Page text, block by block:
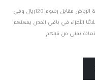
ضع علامة لطلب تركيب هذا المنتج، التركيب متاح بمدينة الرياض مقابل رسوم 120ريال وفي
لعملائنا الأعزاء في باقي المدن يمكنكم
بفني من قبلكم